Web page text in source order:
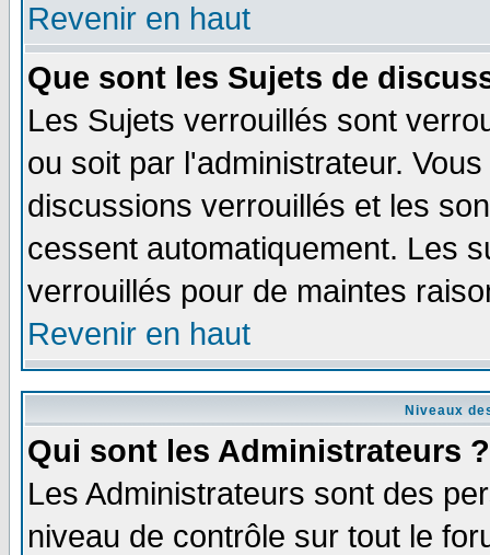
Revenir en haut
Que sont les Sujets de
Les Sujets verrouillés sont
ou soit par l'administrateur.
discussions verrouillés et les
cessent automatiquement. Les
verrouillés pour de maintes
Revenir en haut
Niveaux
Qui sont les Administrateurs ?
Les Administrateurs sont des
niveau de contrôle sur tout le